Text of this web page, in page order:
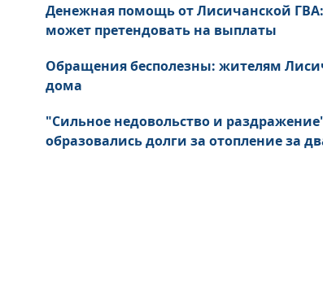
Денежная помощь от Лисичанской
может претендовать на выплаты
Обращения бесполезны: жителям
дома
"Сильное недовольство и
образовались долги за отопление за